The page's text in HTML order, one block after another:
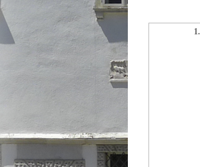
1.